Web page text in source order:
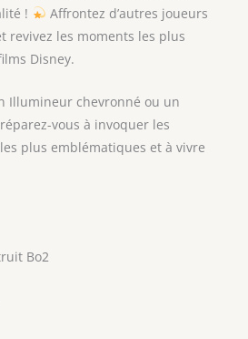
!
Affrontez d’autres joueurs
revivez les moments les plus
Disney.
Illumineur chevronné ou un
vous à invoquer les
plus emblématiques et à vivre
Bo2